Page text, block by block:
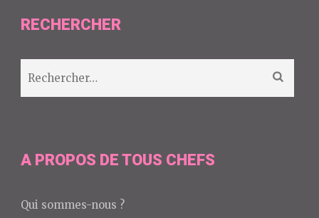
RECHERCHER
A PROPOS DE TOUS CHEFS
Qui sommes-nous ?